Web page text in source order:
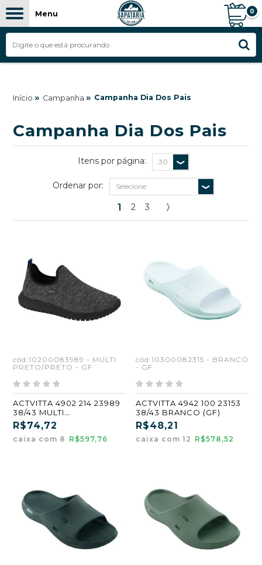
Menu 0
Início » Campanha » Campanha Dia Dos Pais
Campanha Dia Dos Pais
Itens por página:
Ordenar por:
1 2 3
cód:10200083989 - MULTI
PRETO/PRETO - GF
ACTVITTA 4902 214 23989
38/43 MULTI
PRETO/PRETO (CX8) (GF)
R$74,72
caixa com 8 R$597,76
cód:10300082315 - BRANCO
- GF
ACTVITTA 4942 100 23153
38/43 BRANCO (GF)
R$48,21
caixa com 12 R$578,52